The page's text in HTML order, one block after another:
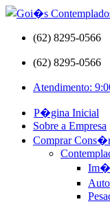
(62) 8295-0566
(62) 8295-0566
Atendimento:
P�gina Inicial
Sobre a Empresa
Comprar